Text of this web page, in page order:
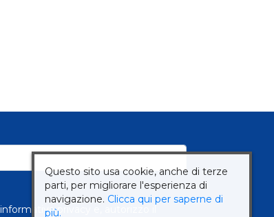
informativa privacy
Questo sito usa cookie, anche di terze
parti, per migliorare l'esperienza di
navigazione. Clicca qui per saperne di
più.